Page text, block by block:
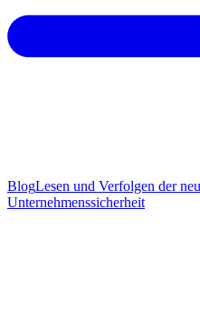
BlogLesen und Verfolgen der
Unternehmenssicherheit